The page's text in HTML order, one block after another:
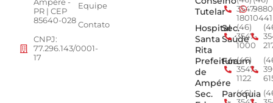
Ampére -
PR | CEP
85640-028
CNPJ:
77.296.143/0001-
17
Equipe
Contato
Tutelar
3547-
18010441
Hospital
Santa
Rita
Sec.
Saúde
(46)
3547-
1000
Prefeitura
de
Ampére
Fórum
(46)
3547-
1122
Sec.
Paroquia
(46)